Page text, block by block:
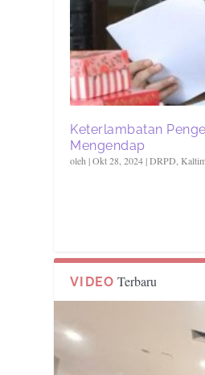
Keterlambatan
Mengendap
oleh|Okt 28, 2024|DRPD,
VIDEO Terbaru